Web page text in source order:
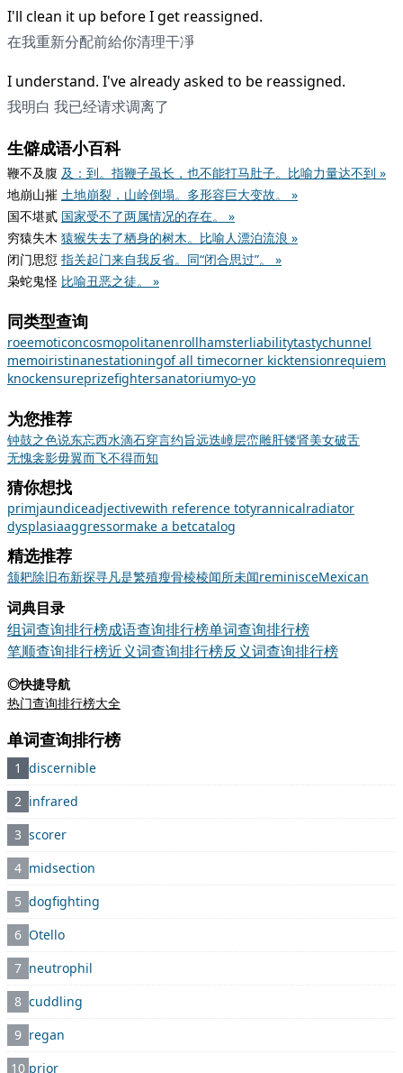
I'll clean it up before I get reassigned.
在我重新分配前給你清理干凈
I understand. I've already asked to be reassigned.
我明白 我已经请求调离了
生僻成语小百科
鞭不及腹 及：到。指鞭子虽长，也不能打马肚子。比喻力量达不到 »
地崩山摧 土地崩裂，山岭倒塌。多形容巨大变故。 »
国不堪贰 国家受不了两属情况的存在。 »
穷猿失木 猿猴失去了栖身的树木。比喻人漂泊流浪 »
闭门思愆 指关起门来自我反省。同“闭合思过”。 »
枭蛇鬼怪 比喻丑恶之徒。 »
同类型查询
roeemoticoncosmopolitanenrollhamsterliabilitytastychunnel
memoiristinanestationingof all timecorner kicktensionrequiem
knockensureprizefightersanatoriumyo-yo
为您推荐
钟鼓之色说东忘西水滴石穿言约旨远迭嶂层峦雕肝镂肾美女破舌
无愧衾影毋翼而飞不得而知
猜你想找
primjaundiceadjectivewith reference totyrannicalradiator
dysplasiaaggressormake a betcatalog
精选推荐
颔耙除旧布新探寻凡是繁殖瘦骨棱棱闻所未闻reminisceMexican
词典目录
组词查询排行榜成语查询排行榜单词查询排行榜
笔顺查询排行榜近义词查询排行榜反义词查询排行榜
◎快捷导航
热门查询排行榜大全
单词查询排行榜
1 discernible
2 infrared
3 scorer
4 midsection
5 dogfighting
6 Otello
7 neutrophil
8 cuddling
9 regan
10 prior